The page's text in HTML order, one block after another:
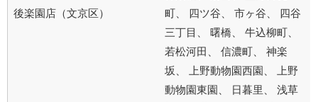
後楽園店（文京区）
町、 四ツ谷、 市ヶ谷、 四谷
三丁目、 曙橋、 牛込柳町、
若松河田、 信濃町、 神楽
坂、 上野動物園西園、 上野
動物園東園、 日暮里、 浅草